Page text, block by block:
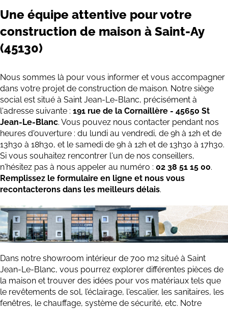
Une équipe attentive pour votre
construction de maison à Saint-Ay
(45130)
Nous sommes là pour vous informer et vous accompagner
dans votre projet de construction de maison. Notre siège
social est situé à Saint Jean-Le-Blanc, précisément à
l'adresse suivante : 191 rue de la Cornaillère - 45650 St
Jean-Le-Blanc. Vous pouvez nous contacter pendant nos
heures d'ouverture : du lundi au vendredi, de 9h à 12h et de
13h30 à 18h30, et le samedi de 9h à 12h et de 13h30 à 17h30.
Si vous souhaitez rencontrer l'un de nos conseillers,
n'hésitez pas à nous appeler au numéro : 02 38 51 15 00.
Remplissez le formulaire en ligne et nous vous
recontacterons dans les meilleurs délais.
Dans notre showroom intérieur de 700 m2 situé à Saint
Jean-Le-Blanc, vous pourrez explorer différentes pièces de
la maison et trouver des idées pour vos matériaux tels que
le revêtements de sol, l’éclairage, l'escalier, les sanitaires, les
fenêtres, le chauffage, système de sécurité, etc. Notre